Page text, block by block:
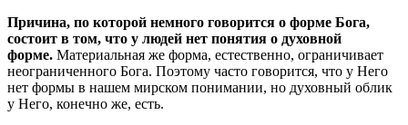
Причина, по которой немного говорится о форме Бога,
состоит в том, что у людей нет понятия о духовной
форме. Материальная же форма, естественно, ограничивает
неограниченного Бога. Поэтому часто говорится, что у Него
нет формы в нашем мирском понимании, но духовный облик
у Него, конечно же, есть.